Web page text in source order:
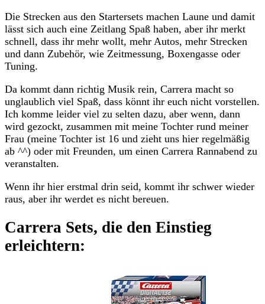
Die Strecken aus den Startersets machen Laune und damit
lässt sich auch eine Zeitlang Spaß haben, aber ihr merkt
schnell, dass ihr mehr wollt, mehr Autos, mehr Strecken
und dann Zubehör, wie Zeitmessung, Boxengasse oder
Tuning.
Da kommt dann richtig Musik rein, Carrera macht so
unglaublich viel Spaß, dass könnt ihr euch nicht vorstellen.
Ich komme leider viel zu selten dazu, aber wenn, dann
wird gezockt, zusammen mit meine Tochter rund meiner
Frau (meine Tochter ist 16 und zieht uns hier regelmäßig
ab ^^) oder mit Freunden, um einen Carrera Rannabend zu
veranstalten.
Wenn ihr hier erstmal drin seid, kommt ihr schwer wieder
raus, aber ihr werdet es nicht bereuen.
Carrera Sets, die den Einstieg
erleichtern: